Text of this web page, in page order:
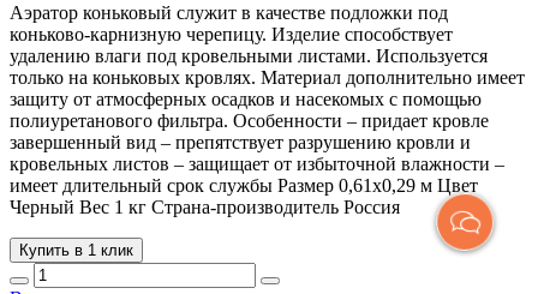
Аэратор коньковый служит в качестве подложки под
коньково-карнизную черепицу. Изделие способствует
удалению влаги под кровельными листами. Используется
только на коньковых кровлях. Материал дополнительно имеет
защиту от атмосферных осадков и насекомых с помощью
полиуретанового фильтра. Особенности – придает кровле
завершенный вид – препятствует разрушению кровли и
кровельных листов – защищает от избыточной влажности –
имеет длительный срок службы Размер 0,61х0,29 м Цвет
Черный Вес 1 кг Страна-производитель Россия
Купить в 1 клик